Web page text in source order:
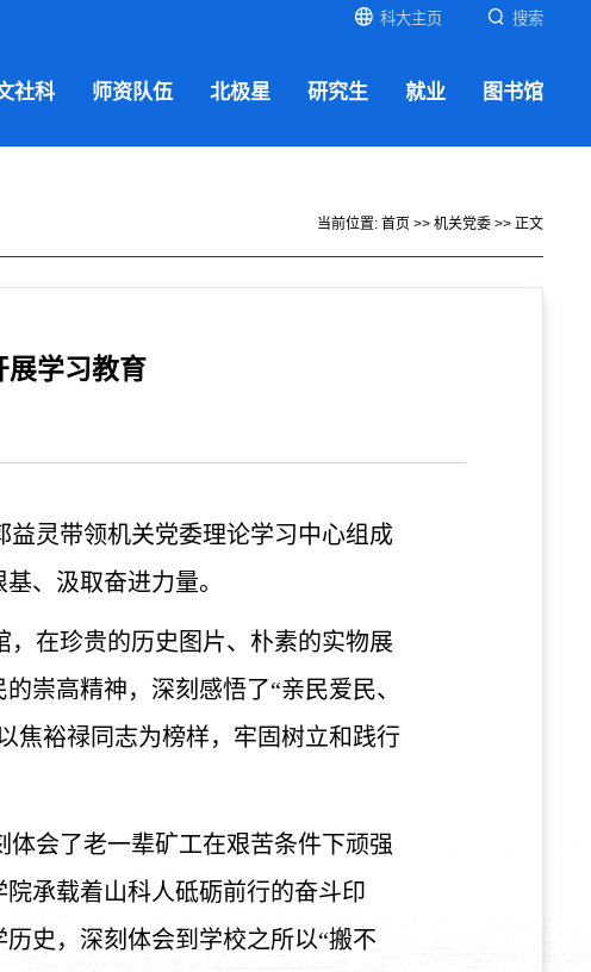
科大主页 搜索
社科 师资队伍 北极星 研究生 就业 图书馆
当前位置: 首页 >> 机关党委>> 正文
展学习教育
益灵带领机关党委理论学习中心组成
、汲取奋进力量。
在珍贵的历史图片、朴素的实物展
崇高精神，深刻感悟了“亲民爱民、
焦裕禄同志为榜样，牢固树立和践行
会了老一辈矿工在艰苦条件下顽强
承载着山科人砥砺前行的奋斗印
史，深刻体会到学校之所以“搬不